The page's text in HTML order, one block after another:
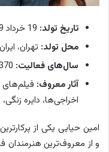
تاریخ تولد:
محل تولد: تهران، ایران
سال‌های فعالیت:
آثار معروف: فیلم‌های
اخراجی‌ها، دایره
امین حیایی یکی از
و از معروف‌ترین